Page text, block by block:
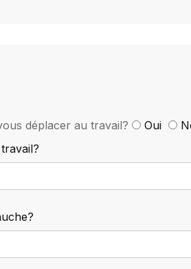
déplacer au travail? Oui